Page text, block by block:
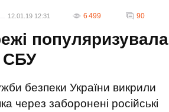
12.01.19 12:31 6 499 90
популяризувала
СБУ
безпеки України викрили
через заборонені російські